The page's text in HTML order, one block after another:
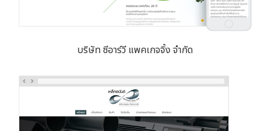
บริษัท ซีอาร์วี แพคเกจจิ้ง จำกัด